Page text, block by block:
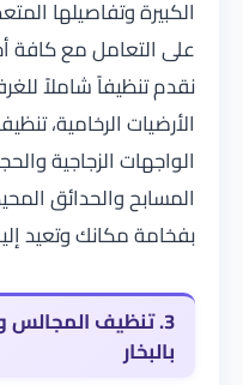
الكبيرة وتفاصيلها
على التعامل مع كافة
نقدم تنظيفاً شاملاً
الأرضيات الرخامية،
الواجهات الزجاجية
المسابح والحدائق
بفخامة مكانك وتعيد
3. تنظيف
بالبخار